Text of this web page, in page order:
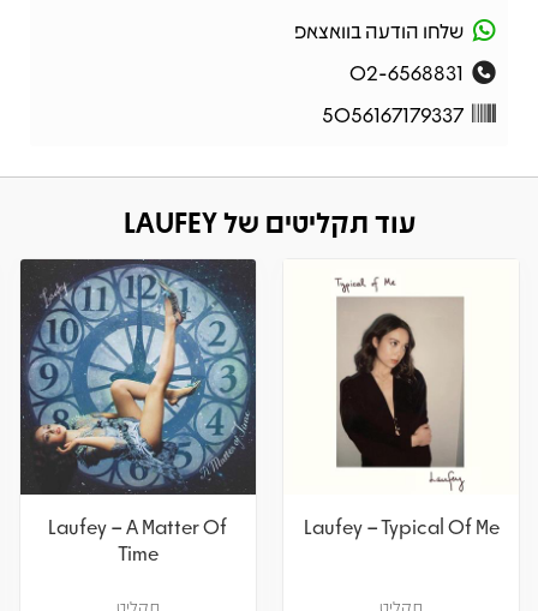
שלחו הודעה בוואצאפ
02-6568831
5056167179337
עוד תקליטים של LAUFEY
Laufey – Typical Of Me
תקליט
Laufey – A Matter Of
Time
תקליט